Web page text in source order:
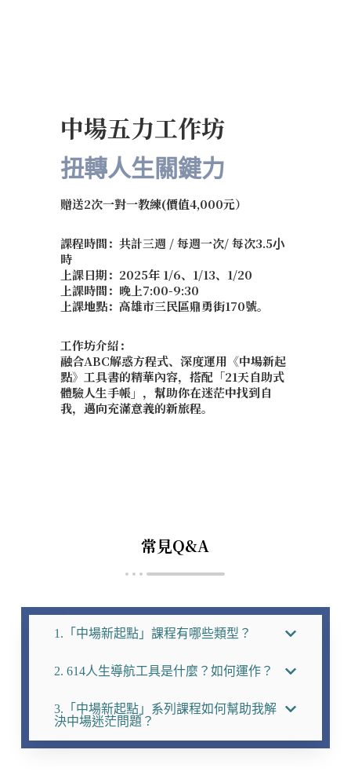
中場五力工作坊
扭轉人生關鍵力
贈送2次一對一教練(價值4,000元）
課程時間：共計三週 / 每週⼀次/ 每次3.5⼩
時
上課日期：2025年 1/6、1/13、1/20
上課時間：晚上7:00-9:30
上課地點：高雄市三民區鼎勇街170號。
工作坊介紹：
融合ABC解惑方程式、深度運用《中場新起
點》工具書的精華內容，搭配「21天自助式
體驗人生手帳」，幫助你在迷茫中找到自
我，邁向充滿意義的新旅程。
常見Q&A
1.「中場新起點」課程有哪些類型？
2. 614人生導航工具是什麼？如何運作？
3.「中場新起點」系列課程如何幫助我解
決中場迷茫問題？